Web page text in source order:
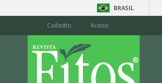
BRASIL
Cadastro Acesso